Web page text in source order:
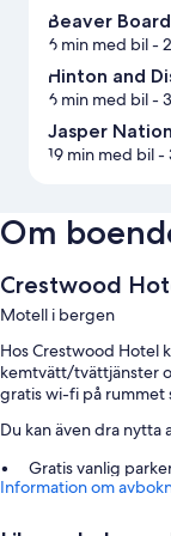
Beaver
6 min med bil-
Hinton and
6 min med bil-
Jasper
19 min med bil-
Om
Crestwood
Motell i bergen
Hos Crestwood Hotel
kemtvätt/tvättjänster
gratis wi-fi på rummet
Du kan även dra nytta
Gratis vanlig
Ett biljardbord, en
En varuautomat
Information om